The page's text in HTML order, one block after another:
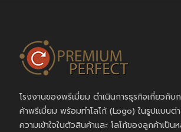
โรงงานของพรีเมี่ยม ดำเนินการธุรกิจเกี่ยวกับ
ค้าพรีเมี่ยม พร้อมทำโลโก้ (Logo) ในรูปแบบต่
ความเข้าใจในตัวสินค้าและ โลโก้ของลูกค้าเป็นห